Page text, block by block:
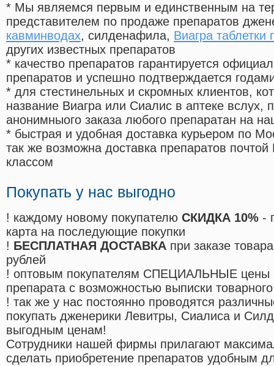
* Мы являемся первым и единственным на
представителем по продаже препаратов
кавминводах, силденафила, Виагра таблетки
других известных препаратов
* качество препаратов гарантируется
препаратов и успешно подтверждается
* для стестинельных и скромных клиентов,
название Виагра или Сиалис в аптеке вслух,
анонимныого заказа любого препаратан на
* быстрая и удобная доставка курьером по
так же возможна доставка препаратов
классом
Покупать у нас выгодно
! каждому новому покупателю СКИДКА 10% -
карта на последующие покупки
! БЕСПЛАТНАЯ ДОСТАВКА при заказе
рублей
! оптовым покупателям СПЕЦИАЛЬНЫЕ цены
препарата с возможностью выписки
! так же у нас постоянно проводятся
покупать дженерики Левитры, Сиалиса и
выгодным ценам!
Cотрудники нашей фирмы прилагают
сделать приобретение препаратов удобным